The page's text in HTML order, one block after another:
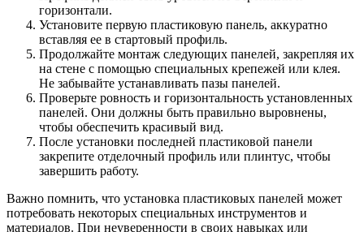
горизонтали.
Установите первую пластиковую панель, аккуратно
вставляя ее в стартовый профиль.
Продолжайте монтаж следующих панелей, закрепляя их
на стене с помощью специальных крепежей или клея.
Не забывайте устанавливать пазы панелей.
Проверьте ровность и горизонтальность установленных
панелей. Они должны быть правильно выровнены,
чтобы обеспечить красивый вид.
После установки последней пластиковой панели
закрепите отделочный профиль или плинтус, чтобы
завершить работу.
Важно помнить, что установка пластиковых панелей может
потребовать некоторых специальных инструментов и
материалов. При неуверенности в своих навыках или